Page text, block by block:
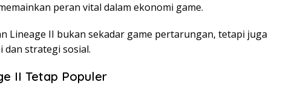
peran vital dalam ekonomi game.
Lineage II bukan sekadar game pertarungan, tetapi juga
dan strategi sosial.
II Tetap Populer